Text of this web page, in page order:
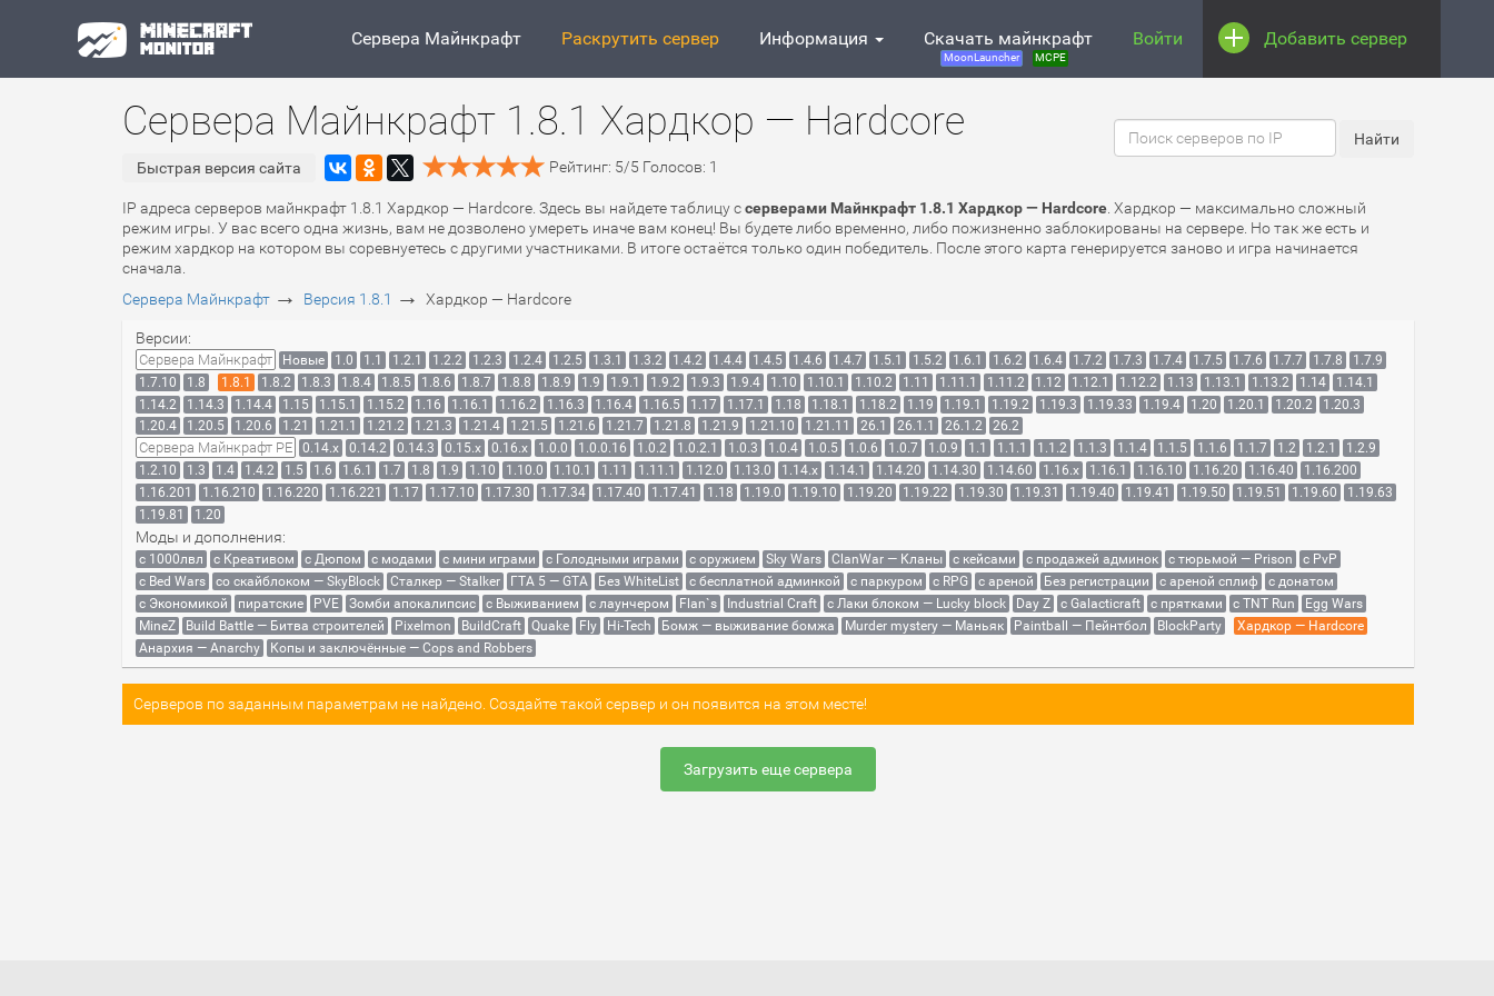
Сервера Майнкрафт Раскрутить сервер Информация Скачать майнкрафт
MoonLauncher MCPE
Войти Добавить сервер
Сервера Майнкрафт 1.8.1 Хардкор — Hardcore
Быстрая версия сайта Рейтинг: 5/5 Голосов: 1
IP адреса серверов майнкрафт 1.8.1 Хардкор — Hardcore. Здесь вы найдете таблицу ссерверами Майнкрафт 1.8.1 Хардкор — Hardcore . Хардкор — максимально сложный
режим игры. У вас всего одна жизнь, вам не дозволено умереть иначе вам конец! Вы будете либо временно, либо пожизненно заблокированы на сервере. Но так же есть и
режим хардкор на котором вы соревнуетесь с другими участниками. В итоге остаётся только один победитель. После этого карта генерируется заново и игра начинается
сначала.
Сервера Майнкрафт → Версия 1.8.1 → Хардкор — Hardcore
Версии:
Сервера Майнкрафт Новые 1.0 1.1 1.2.1 1.2.2 1.2.3 1.2.4 1.2.5 1.3.1 1.3.2 1.4.2 1.4.4 1.4.5 1.4.6 1.4.7 1.5.1 1.5.2 1.6.1 1.6.2 1.6.4 1.7.2 1.7.3 1.7.4 1.7.5 1.7.6 1.7.7 1.7.8
1.7.9
1.7.10
1.8 1.8.1 1.8.2 1.8.3 1.8.4 1.8.5 1.8.6 1.8.7 1.8.8 1.8.9 1.9 1.9.1 1.9.2 1.9.3 1.9.4 1.10 1.10.1 1.10.2 1.11 1.11.1 1.11.2 1.12 1.12.1 1.12.2 1.13 1.13.1 1.13.2 1.14
1.14.1
1.14.2
1.14.3 1.14.4 1.15 1.15.1 1.15.2 1.16 1.16.1 1.16.2 1.16.3 1.16.4 1.16.5 1.17 1.17.1 1.18 1.18.1 1.18.2 1.19 1.19.1 1.19.2 1.19.3 1.19.33 1.19.4 1.20 1.20.1 1.20.2
1.20.3
1.20.4
1.20.5 1.20.6 1.21 1.21.1 1.21.2 1.21.3 1.21.4 1.21.5 1.21.6 1.21.7 1.21.8 1.21.9 1.21.10 1.21.11 26.1 26.1.1 26.1.2 26.2
Сервера Майнкрафт PE 0.14.x 0.14.2 0.14.3 0.15.x 0.16.x 1.0.0 1.0.0.16 1.0.2 1.0.2.1 1.0.3 1.0.4 1.0.5 1.0.6 1.0.7 1.0.9 1.1 1.1.1 1.1.2 1.1.3 1.1.4 1.1.5 1.1.6 1.1.7 1.2 1.2.1
1.2.9
1.2.10
1.3 1.4 1.4.2 1.5 1.6 1.6.1 1.7 1.8 1.9 1.10 1.10.0 1.10.1 1.11 1.11.1 1.12.0 1.13.0 1.14.x 1.14.1 1.14.20 1.14.30 1.14.60 1.16.x 1.16.1 1.16.10 1.16.20 1.16.40
1.16.200
1.16.201
1.16.210 1.16.220 1.16.221 1.17 1.17.10 1.17.30 1.17.34 1.17.40 1.17.41 1.18 1.19.0 1.19.10 1.19.20 1.19.22 1.19.30 1.19.31 1.19.40 1.19.41 1.19.50 1.19.51 1.19.60
1.19.63
1.19.81
1.20
Моды и дополнения:
с 1000лвл c Креативом с Дюпом с модами с мини играми с Голодными играми с оружием Sky Wars ClanWar — Кланы с кейсами с продажей админок с тюрьмой — Prison
с PvP
с Bed Wars
со скайблоком — SkyBlock Сталкер — Stalker ГТА 5 — GTA Без WhiteList с бесплатной админкой с паркуром с RPG с ареной Без регистрации с ареной сплиф
с донатом
с Экономикой
пиратские PVE Зомби апокалипсис с Выживанием с лаунчером Flan`s Industrial Craft с Лаки блоком — Lucky block Day Z с Galacticraft с прятками с TNT Run
Egg Wars
MineZ
Build Battle — Битва строителей Pixelmon BuildCraft Quake Fly Hi-Tech Бомж — выживание бомжа Murder mystery — Маньяк Paintball — Пейнтбол BlockParty
Хардкор — Hardcore
Анархия — Anarchy
Копы и заключённые — Cops and Robbers
Серверов по заданным параметрам не найдено. Создайте такой сервер и он появится на этом месте!
Загрузить еще сервера